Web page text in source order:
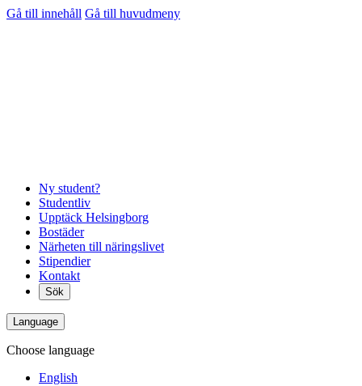
Gå till innehåll Gå till huvudmeny
Ny student?
Studentliv
Upptäck Helsingborg
Bostäder
Närheten till näringslivet
Stipendier
Kontakt
Sök
Language
Choose language
English